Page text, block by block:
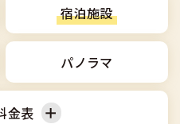
49-5522
宿泊施設
パノラマ
金表